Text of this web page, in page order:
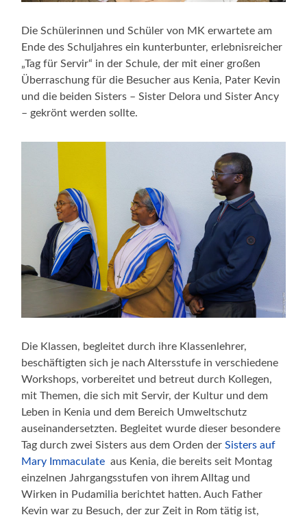
Die Schülerinnen und Schüler von MK erwartete am
Ende des Schuljahres ein kunterbunter, erlebnisreicher
„Tag für Servir“ in der Schule, der mit einer großen
Überraschung für die Besucher aus Kenia, Pater Kevin
und die beiden Sisters – Sister Delora und Sister Ancy
– gekrönt werden sollte.
Die Klassen, begleitet durch ihre Klassenlehrer,
beschäftigten sich je nach Altersstufe in verschiedene
Workshops, vorbereitet und betreut durch Kollegen,
mit Themen, die sich mit Servir, der Kultur und dem
Leben in Kenia und dem Bereich Umweltschutz
auseinandersetzten. Begleitet wurde dieser besondere
Tag durch zwei Sisters aus dem Orden derSisters auf
Mary Immaculate aus Kenia, die bereits seit Montag
einzelnen Jahrgangsstufen von ihrem Alltag und
Wirken in Pudamilia berichtet hatten. Auch Father
Kevin war zu Besuch, der zur Zeit in Rom tätig ist,